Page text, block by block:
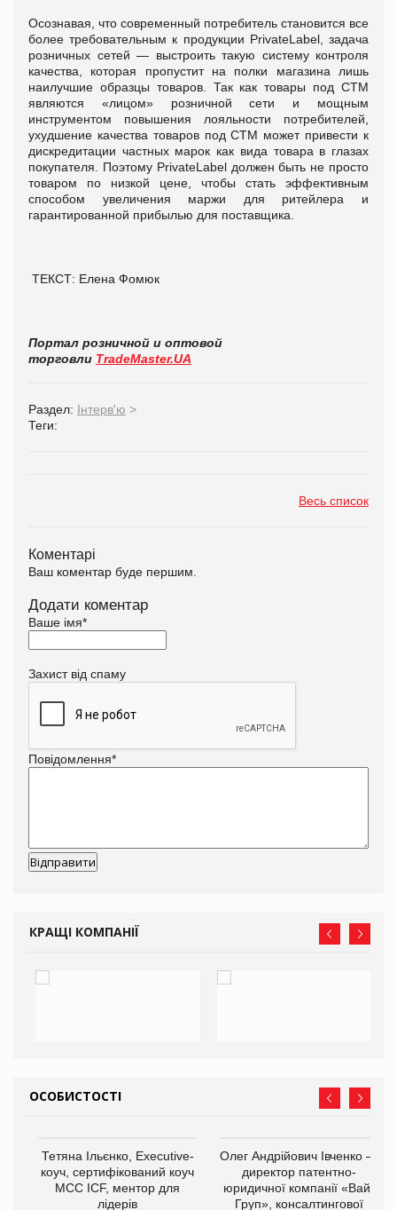
Осознавая, что современный потребитель становится все
более требовательным к продукции PrivateLabel, задача
розничных сетей — выстроить такую систему контроля
качества, которая пропустит на полки магазина лишь
наилучшие образцы товаров. Так как товары под СТМ
являются «лицом» розничной сети и мощным
инструментом повышения лояльности потребителей,
ухудшение качества товаров под СТМ может привести к
дискредитации частных марок как вида товара в глазах
покупателя. Поэтому PrivateLabel должен быть не просто
товаром по низкой цене, чтобы стать эффективным
способом увеличения маржи для ритейлера и
гарантированной прибылью для поставщика.
ТЕКСТ: Елена Фомюк
Портал розничной и оптовой
торговли TradeMaster.UA
Раздел: Інтерв'ю >
Теги:
Весь список
Коментарі
Ваш коментар буде першим.
Додати коментар
Ваше імя*
Захист від спаму
Повідомлення*
КРАЩІ КОМПАНІЇ
ОСОБИСТОСТІ
Тетяна Ільєнко, Executive-
коуч, сертифікований коуч
МСС ICF, ментор для
лідерів
Олег Андрійович Івченко —
директор патентно-
юридичної компанії «Вайз
Груп», консалтингової